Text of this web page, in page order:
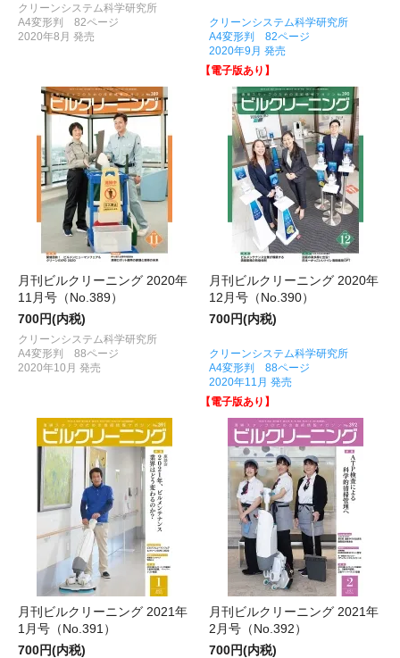
クリーンシステム科学研究所
A4変形判 82ページ
2020年8月 発売
クリーンシステム科学研究所
A4変形判 82ページ
2020年9月 発売
【電子版あり】
月刊ビルクリーニング 2020年
11月号（No.389）
700円(内税)
クリーンシステム科学研究所
A4変形判 88ページ
2020年10月 発売
月刊ビルクリーニング 2020年
12月号（No.390）
700円(内税)
クリーンシステム科学研究所
A4変形判 88ページ
2020年11月 発売
【電子版あり】
月刊ビルクリーニング 2021年
1月号（No.391）
700円(内税)
月刊ビルクリーニング 2021年
2月号（No.392）
700円(内税)